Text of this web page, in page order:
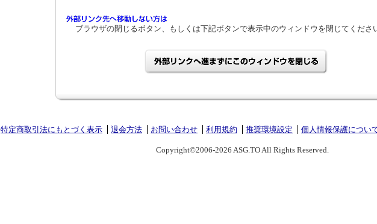
ブラウザの閉じるボタン、もしくは下記ボタンで表示中のウィンドウを閉じてくださ
特定商取引法にもとづく表示 退会方法 お問い合わせ 利用規約 推奨環境設定 個人情報保護につい
Copyright©2006-2026 ASG.TO All Rights Reserved.